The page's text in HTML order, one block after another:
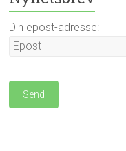
Din epost-adresse: